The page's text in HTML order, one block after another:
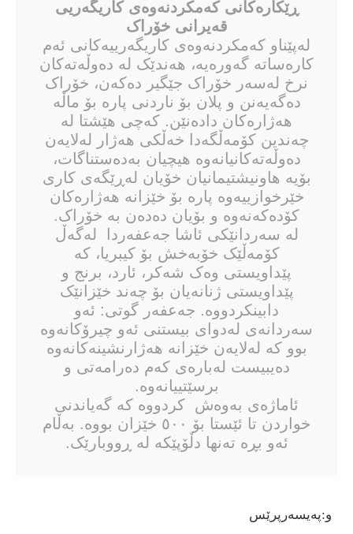
ڕێكارەکانی کەمکردنەوەی کاریگەریی
قەیرانی خۆراک
لەپێناو کەمکردنەوەی کاریگەرییەکانی ئەم
کارەساتە گەورەیە، هەندێک لە دەوڵەتەکان
نرخ لەسەر خۆراک جێگیر دەکەن، خۆراک
دەگەیەنن و پلان بۆ ناردنی پارە بۆ ماڵە
هەژارەکان دادەنێن. كەچی هێشتا لە
چەندین کۆمەڵگەدا خەڵکی هەژار لەلایەن
دەوڵەتەكانیانەوە هیچیان بەدەستناگات،
بۆیە هاونیشتیمانیان خۆیان لەڕێگەی کاری
خێرخوازییەوە پارە بۆ خێزانە هەژارەکان
کۆدەکەنەوە و بۆیان دەدەن بە خۆراک.
لە سەردانێکی ئاشا جەعفەردا لەگەڵ
کۆمەڵێک خۆبەخش بۆ کیبریا، کە
پێداویستی وەک شەکر، ئارد، برنج و
پێداویستی ژنانەیان بۆ چەند خێزانێک
دابینکردووە. جەعفەر گوتی: ئەو
سەردانەی لەدوای بیستنی ئەو چیرۆکانەوە
بوو کە لەلایەن خێزانە هەژارنشینەکانەوە
دەیبیست لەبارەی کەم دەرامەتی و
برسێتییانەوە.
ئاماژەی بەوەش كردووە كە گەیاندنی
خواردن تا ئێستا بۆ ٥٠٠ خێزان بووە. بەڵام
ئەو بڕە تەنها دڵۆپێکە لە ڕووبارێک.
و:پەیسەرپرێس